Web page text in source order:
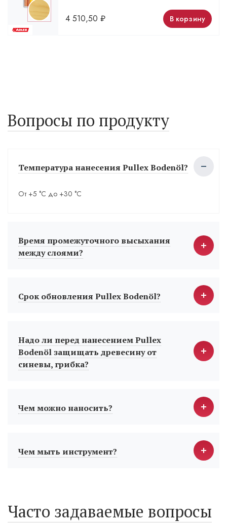
4 510,50 ₽ В корзину
Вопросы по продукту
Температура нанесения Pullex Bodenöl?
От +5 °С до +30 °С
Время промежуточного высыхания
между слоями?
Срок обновления Pullex Bodenöl?
Надо ли перед нанесением Pullex
Bodenöl защищать древесину от
синевы, грибка?
Чем можно наносить?
Чем мыть инструмент?
Часто задаваемые вопросы